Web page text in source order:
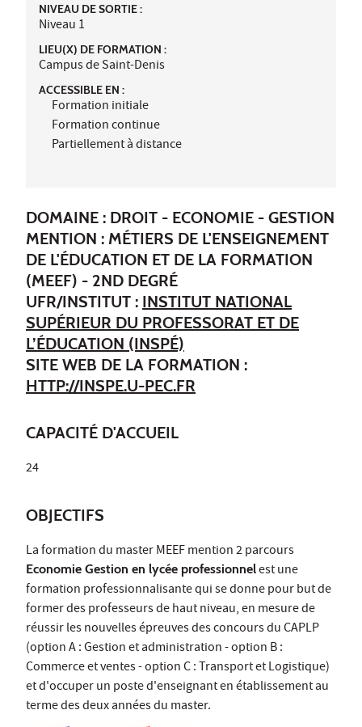
NIVEAU DE SORTIE :
Niveau 1
LIEU(X) DE FORMATION :
Campus de Saint-Denis
ACCESSIBLE EN :
Formation initiale
Formation continue
Partiellement à distance
DOMAINE : DROIT - ECONOMIE - GESTION
MENTION : MÉTIERS DE L'ENSEIGNEMENT
DE L'ÉDUCATION ET DE LA FORMATION
(MEEF) - 2ND DEGRÉ
UFR/INSTITUT : INSTITUT NATIONAL
SUPÉRIEUR DU PROFESSORAT ET DE
L’ÉDUCATION (INSPÉ)
SITE WEB DE LA FORMATION :
HTTP://INSPE.U-PEC.FR
CAPACITÉ D'ACCUEIL
24
OBJECTIFS
La formation du master MEEF mention 2 parcours
Economie Gestion en lycée professionnelest une
formation professionnalisante qui se donne pour but de
former des professeurs de haut niveau, en mesure de
réussir les nouvelles épreuves des concours du CAPLP
(option A : Gestion et administration - option B :
Commerce et ventes - option C : Transport et Logistique)
et d'occuper un poste d'enseignant en établissement au
terme des deux années du master.